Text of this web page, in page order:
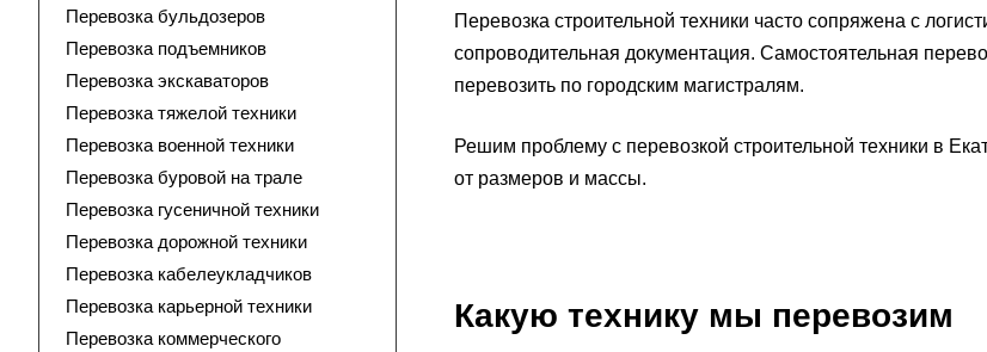
Перевозка строительной техники часто сопряжена с
сопроводительная документация. Самостоятельная
перевозить по городским магистралям.
Решим проблему с перевозкой строительной техники в
от размеров и массы.
Какую технику мы перевозим
Перевозка бульдозеров
Перевозка подъемников
Перевозка экскаваторов
Перевозка тяжелой техники
Перевозка военной техники
Перевозка буровой на трале
Перевозка гусеничной техники
Перевозка дорожной техники
Перевозка кабелеукладчиков
Перевозка карьерной техники
Перевозка коммерческого